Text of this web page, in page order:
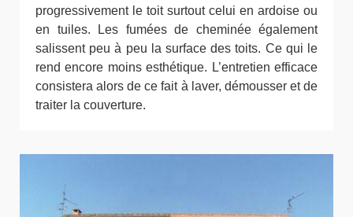
progressivement le toit surtout celui en ardoise ou
en tuiles. Les fumées de cheminée également
salissent peu à peu la surface des toits. Ce qui le
rend encore moins esthétique. L’entretien efficace
consistera alors de ce fait à laver, démousser et de
traiter la couverture.